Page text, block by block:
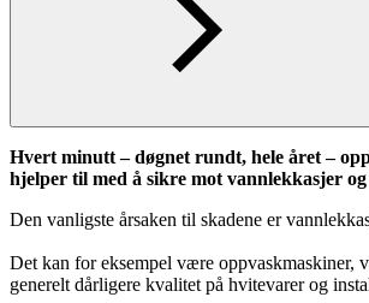
Hvert minutt – døgnet rundt, hele året –
hjelper til med å sikre mot vannlekkasjer
Den vanligste årsaken til skadene er
Det kan for eksempel være oppvaskmaskiner,
generelt dårligere kvalitet på hvitevarer og